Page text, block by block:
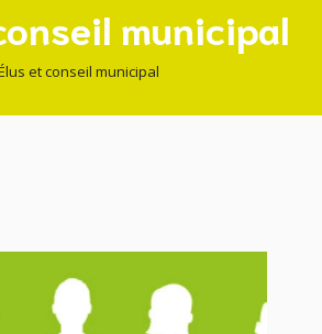
municipal
et conseil municipal